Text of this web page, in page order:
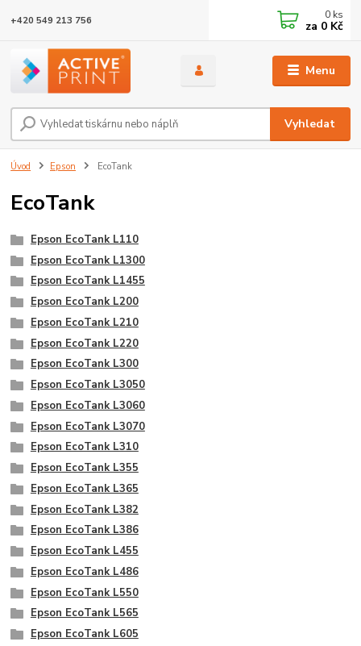
Menu
Vyhledat
+420 549 213 756 0 ks
za 0 Kč
Úvod Epson EcoTank
EcoTank
Epson EcoTank L110
Epson EcoTank L1300
Epson EcoTank L1455
Epson EcoTank L200
Epson EcoTank L210
Epson EcoTank L220
Epson EcoTank L300
Epson EcoTank L3050
Epson EcoTank L3060
Epson EcoTank L3070
Epson EcoTank L310
Epson EcoTank L355
Epson EcoTank L365
Epson EcoTank L382
Epson EcoTank L386
Epson EcoTank L455
Epson EcoTank L486
Epson EcoTank L550
Epson EcoTank L565
Epson EcoTank L605